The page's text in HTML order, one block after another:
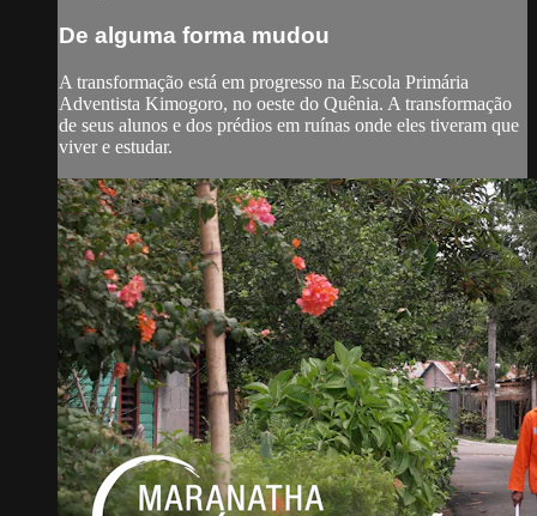
De alguma forma mudou
A transformação está em progresso na Escola Primária
Adventista Kimogoro, no oeste do Quênia. A transformação
de seus alunos e dos prédios em ruínas onde eles tiveram que
viver e estudar.